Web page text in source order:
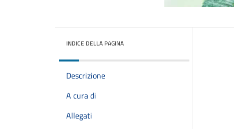
INDICE DELLA PAGINA
Descrizione
A cura di
Allegati